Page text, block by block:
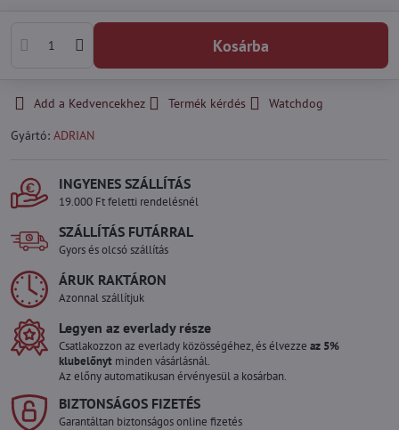
Kosárba
Add a Kedvencekhez Termék kérdés
Watchdog
Gyártó: ADRIAN
INGYENES SZÁLLÍTÁS
19.000 Ft feletti rendelésnél
SZÁLLÍTÁS FUTÁRRAL
Gyors és olcsó szállítás
ÁRUK RAKTÁRON
Azonnal szállítjuk
Legyen az everlady része
Csatlakozzon az everlady közösségéhez, és élvezze az 5%
klubelőnyt minden vásárlásnál.
Az előny automatikusan érvényesül a kosárban.
BIZTONSÁGOS FIZETÉS
Garantáltan biztonságos online fizetés